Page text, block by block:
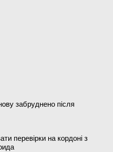
забруднено після
перевірки на кордоні з